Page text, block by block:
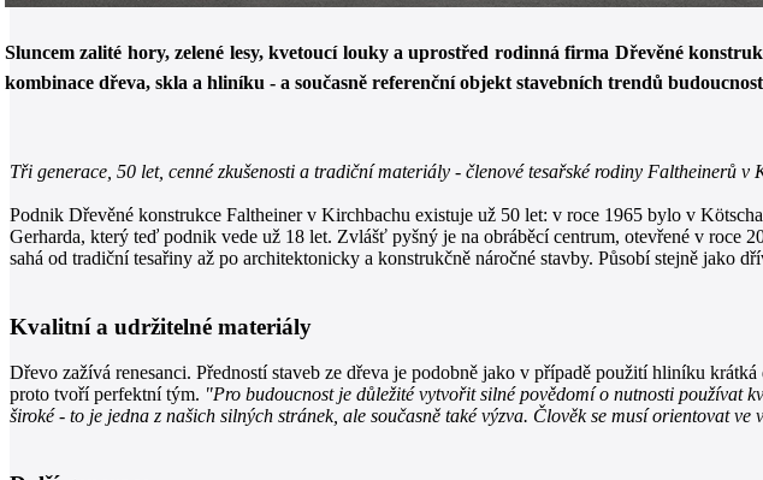
Sluncem zalité hory, zelené lesy, kvetoucí louky a uprostřed rodinná firma Dřevěné
kombinace dřeva, skla a hliníku - a současně referenční objekt stavebních trendů
Tři generace, 50 let, cenné zkušenosti a tradiční materiály - členové tesařské rodiny Faltheinerů
Podnik Dřevěné konstrukce Faltheiner v Kirchbachu existuje už 50 let: v roce 1965 bylo v
Gerharda, který teď podnik vede už 18 let. Zvlášť pyšný je na obráběcí centrum, otevřené v roce
sahá od tradiční tesařiny až po architektonicky a konstrukčně náročné stavby. Působí stejně jako
Kvalitní a udržitelné materiály
Dřevo zažívá renesanci. Předností staveb ze dřeva je podobně jako v případě použití hliníku
proto tvoří perfektní tým. "Pro budoucnost je důležité vytvořit silné povědomí o nutnosti používat
široké - to je jedna z našich silných stránek, ale současně také výzva. Člověk se musí orientovat ve